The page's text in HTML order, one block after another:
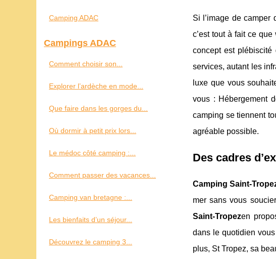
Si l’image de
c’est tout à fait ce
concept est plébiscité
services, autant les
luxe que vous
vous : Hébergement
camping se tiennent
agréable possible.
Des cadres
Camping Saint-
mer sans vous
Saint-Tropezen
dans le quotidien
plus, St Tropez, sa
Camping ADAC
Campings ADAC
Comment choisir son...
Explorer l’ardèche en mode...
Que faire dans les gorges du...
Où dormir à petit prix lors...
Le médoc côté camping :...
Comment passer des vacances...
Camping van bretagne :...
Les bienfaits d’un séjour...
Découvrez le camping 3...